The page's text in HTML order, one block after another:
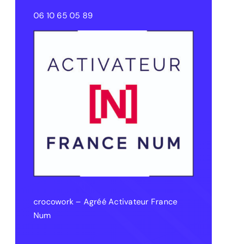
06 10 65 05 89
crocowork – Agréé Activateur France
Num